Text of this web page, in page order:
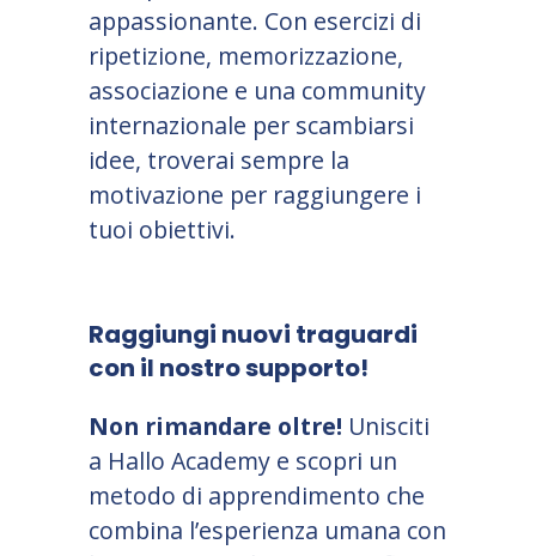
appassionante. Con esercizi di
ripetizione, memorizzazione,
associazione e una community
internazionale per scambiarsi
idee, troverai sempre la
motivazione per raggiungere i
tuoi obiettivi.
Raggiungi nuovi traguardi
con il nostro supporto!
Non rimandare oltre! Unisciti
a Hallo Academy e scopri un
metodo di apprendimento che
combina l’esperienza umana con